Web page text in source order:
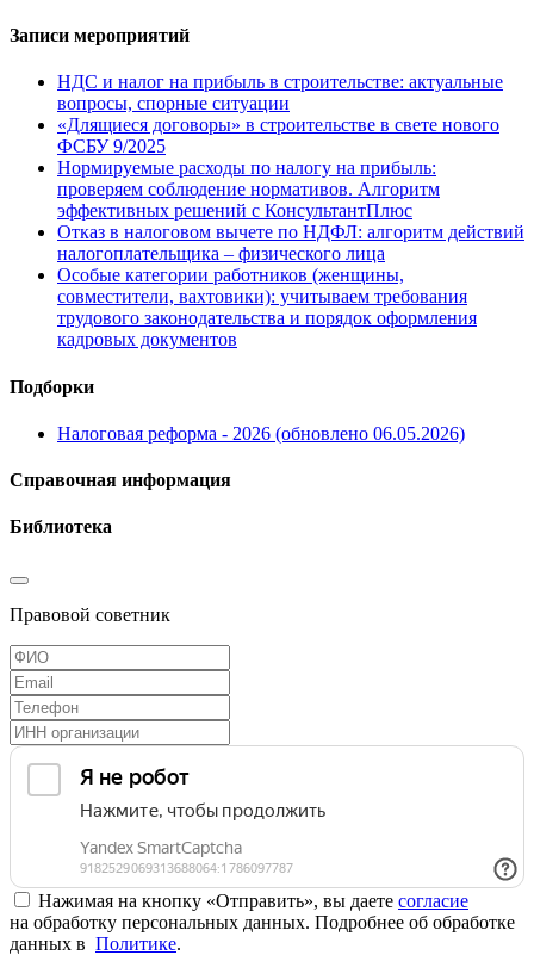
Записи мероприятий
НДС и налог на прибыль в строительстве: актуальные
вопросы, спорные ситуации
«Длящиеся договоры» в строительстве в свете нового
ФСБУ 9/2025
Нормируемые расходы по налогу на прибыль:
проверяем соблюдение нормативов. Алгоритм
эффективных решений с КонсультантПлюс
Отказ в налоговом вычете по НДФЛ: алгоритм действий
налогоплательщика – физического лица
Особые категории работников (женщины,
совместители, вахтовики): учитываем требования
трудового законодательства и порядок оформления
кадровых документов
Подборки
Налоговая реформа - 2026 (обновлено 06.05.2026)
Справочная информация
Библиотека
Правовой советник
Нажимая на кнопку «Отправить», вы даете согласие
на обработку персональных данных. Подробнее об обработке
данных в Политике.